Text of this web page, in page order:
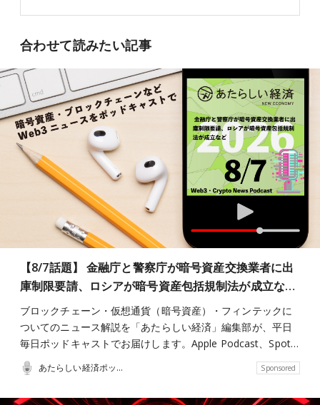
合わせて読みたい記事
【8/7話題】 金融庁と警察庁が暗号資産交換業者に出
庫制限要請、ロシアが暗号資産包括規制法が成立な…
ブロックチェーン・仮想通貨（暗号資産）・フィンテックに
ついてのニュース解説を「あたらしい経済」編集部が、平日
毎日ポッドキャストでお届けします。Apple Podcast、Spot…
あたらしい経済ポッドキャスト Sponsored